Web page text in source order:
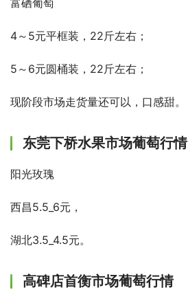
4～5元平框装，22斤左右；
5～6元圆桶装，22斤左右；
现阶段市场走货量还可以，口感甜。
东莞下桥水果市场葡萄行情
阳光玫瑰
西昌5.5_6元，
湖北3.5_4.5元。
高碑店首衡市场葡萄行情